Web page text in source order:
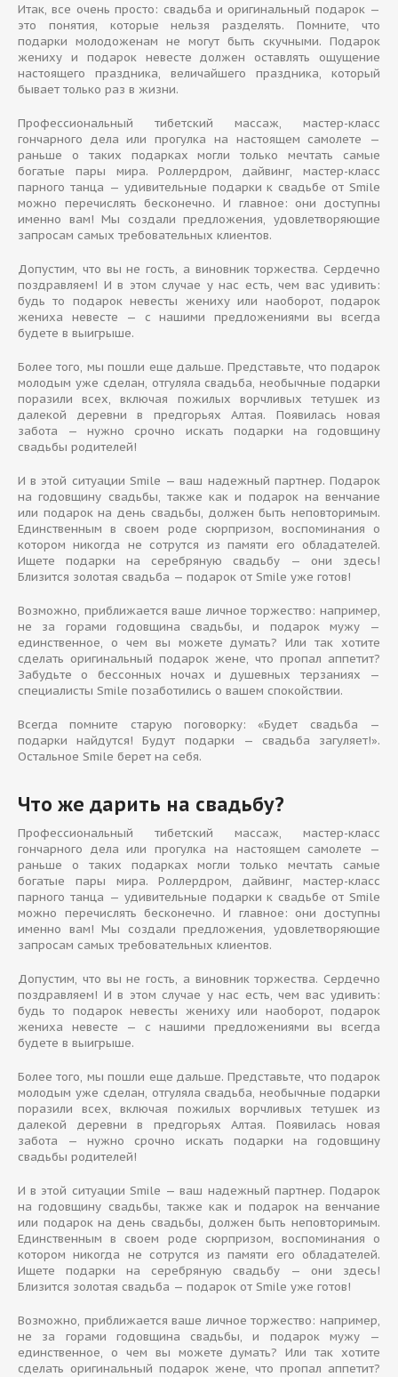
Итак, все очень просто: свадьба и оригинальный подарок —
это понятия, которые нельзя разделять. Помните, что
подарки молодоженам не могут быть скучными. Подарок
жениху и подарок невесте должен оставлять ощущение
настоящего праздника, величайшего праздника, который
бывает только раз в жизни.
Профессиональный тибетский массаж, мастер-класс
гончарного дела или прогулка на настоящем самолете —
раньше о таких подарках могли только мечтать самые
богатые пары мира. Роллердром, дайвинг, мастер-класс
парного танца — удивительные подарки к свадьбе от Smile
можно перечислять бесконечно. И главное: они доступны
именно вам! Мы создали предложения, удовлетворяющие
запросам самых требовательных клиентов.
Допустим, что вы не гость, а виновник торжества. Сердечно
поздравляем! И в этом случае у нас есть, чем вас удивить:
будь то подарок невесты жениху или наоборот, подарок
жениха невесте — с нашими предложениями вы всегда
будете в выигрыше.
Более того, мы пошли еще дальше. Представьте, что подарок
молодым уже сделан, отгуляла свадьба, необычные подарки
поразили всех, включая пожилых ворчливых тетушек из
далекой деревни в предгорьях Алтая. Появилась новая
забота — нужно срочно искать подарки на годовщину
свадьбы родителей!
И в этой ситуации Smile — ваш надежный партнер. Подарок
на годовщину свадьбы, также как и подарок на венчание
или подарок на день свадьбы, должен быть неповторимым.
Единственным в своем роде сюрпризом, воспоминания о
котором никогда не сотрутся из памяти его обладателей.
Ищете подарки на серебряную свадьбу — они здесь!
Близится золотая свадьба — подарок от Smile уже готов!
Возможно, приближается ваше личное торжество: например,
не за горами годовщина свадьбы, и подарок мужу —
единственное, о чем вы можете думать? Или так хотите
сделать оригинальный подарок жене, что пропал аппетит?
Забудьте о бессонных ночах и душевных терзаниях —
специалисты Smile позаботились о вашем спокойствии.
Всегда помните старую поговорку: «Будет свадьба —
подарки найдутся! Будут подарки — свадьба загуляет!».
Остальное Smile берет на себя.
Что же дарить на свадьбу?
Профессиональный тибетский массаж, мастер-класс
гончарного дела или прогулка на настоящем самолете —
раньше о таких подарках могли только мечтать самые
богатые пары мира. Роллердром, дайвинг, мастер-класс
парного танца — удивительные подарки к свадьбе от Smile
можно перечислять бесконечно. И главное: они доступны
именно вам! Мы создали предложения, удовлетворяющие
запросам самых требовательных клиентов.
Допустим, что вы не гость, а виновник торжества. Сердечно
поздравляем! И в этом случае у нас есть, чем вас удивить:
будь то подарок невесты жениху или наоборот, подарок
жениха невесте — с нашими предложениями вы всегда
будете в выигрыше.
Более того, мы пошли еще дальше. Представьте, что подарок
молодым уже сделан, отгуляла свадьба, необычные подарки
поразили всех, включая пожилых ворчливых тетушек из
далекой деревни в предгорьях Алтая. Появилась новая
забота — нужно срочно искать подарки на годовщину
свадьбы родителей!
И в этой ситуации Smile — ваш надежный партнер. Подарок
на годовщину свадьбы, также как и подарок на венчание
или подарок на день свадьбы, должен быть неповторимым.
Единственным в своем роде сюрпризом, воспоминания о
котором никогда не сотрутся из памяти его обладателей.
Ищете подарки на серебряную свадьбу — они здесь!
Близится золотая свадьба — подарок от Smile уже готов!
Возможно, приближается ваше личное торжество: например,
не за горами годовщина свадьбы, и подарок мужу —
единственное, о чем вы можете думать? Или так хотите
сделать оригинальный подарок жене, что пропал аппетит?